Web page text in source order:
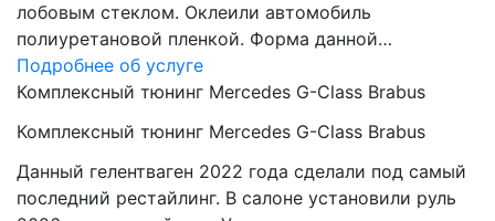
лобовым стеклом. Оклеили автомобиль
полиуретановой пленкой. Форма данной…
Подробнее об услуге
Комплексный тюнинг Mercedes G-Class Brabus
Комплексный тюнинг Mercedes G-Class Brabus
Данный гелентваген 2022 года сделали под самый
последний рестайлинг. В салоне установили руль